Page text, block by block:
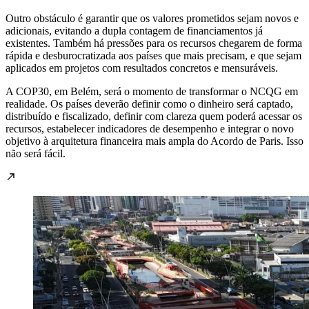
Outro obstáculo é garantir que os valores prometidos sejam novos e
adicionais, evitando a dupla contagem de financiamentos já
existentes. Também há pressões para os recursos chegarem de forma
rápida e desburocratizada aos países que mais precisam, e que sejam
aplicados em projetos com resultados concretos e mensuráveis.
A COP30, em Belém, será o momento de transformar o NCQG em
realidade. Os países deverão definir como o dinheiro será captado,
distribuído e fiscalizado, definir com clareza quem poderá acessar os
recursos, estabelecer indicadores de desempenho e integrar o novo
objetivo à arquitetura financeira mais ampla do Acordo de Paris. Isso
não será fácil.